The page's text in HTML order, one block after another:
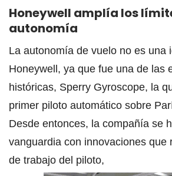
Honeywell amplía los
autonomía
La autonomía de vuelo no es una
Honeywell, ya que fue una de las
históricas, Sperry Gyroscope, la
primer piloto automático sobre
Desde entonces, la compañía se
vanguardia con innovaciones que
de trabajo del piloto,